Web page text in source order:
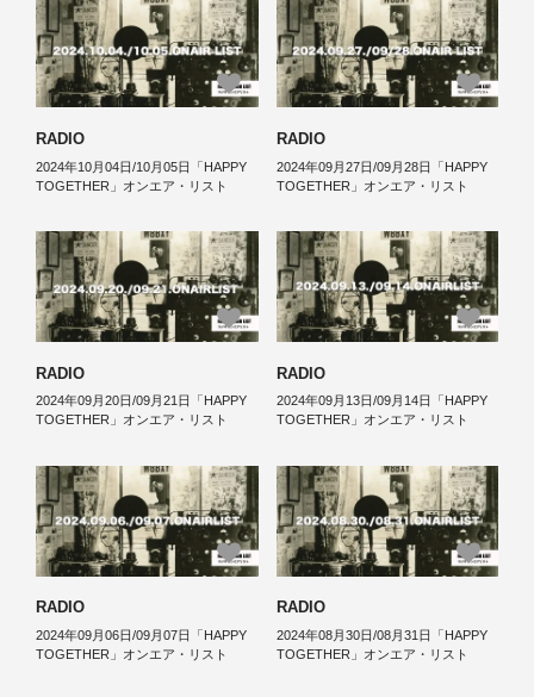
RADIO
2024年10月04日/10月05日「HAPPY
TOGETHER」オンエア・リスト
RADIO
2024年09月27日/09月28日「HAPPY
TOGETHER」オンエア・リスト
RADIO
2024年09月20日/09月21日「HAPPY
TOGETHER」オンエア・リスト
RADIO
2024年09月13日/09月14日「HAPPY
TOGETHER」オンエア・リスト
RADIO
2024年09月06日/09月07日「HAPPY
TOGETHER」オンエア・リスト
RADIO
2024年08月30日/08月31日「HAPPY
TOGETHER」オンエア・リスト